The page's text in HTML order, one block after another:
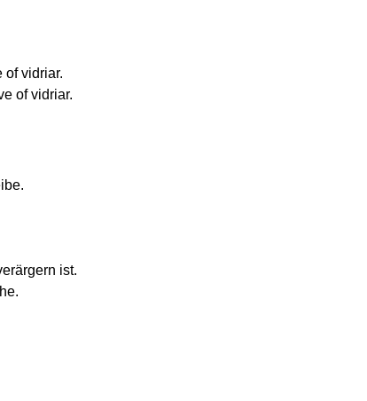
of vidriar.
of vidriar.
ist.